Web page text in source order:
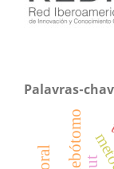
Palavras-
flebótomo